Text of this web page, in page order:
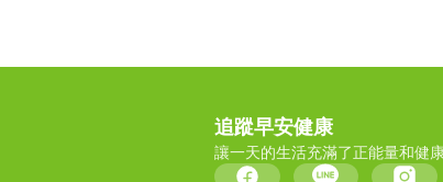
追蹤早安健康
讓一天的生活充滿了正能量和健